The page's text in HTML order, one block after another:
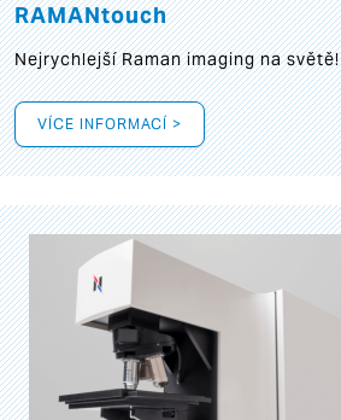
RAMANtouch
Nejrychlejší Raman imaging na světě!
VÍCE INFORMACÍ >